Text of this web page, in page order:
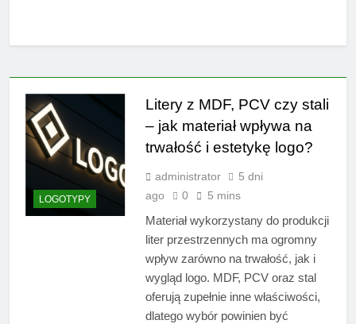
LOGOTYPY
Litery z MDF, PCV czy stali
– jak materiał wpływa na
trwałość i estetykę logo?
administrator
5 dni
ago
0 5 mins
Materiał wykorzystany do produkcji
liter przestrzennych ma ogromny
wpływ zarówno na trwałość, jak i
wygląd logo. MDF, PCV oraz stal
oferują zupełnie inne właściwości,
dlatego wybór powinien być